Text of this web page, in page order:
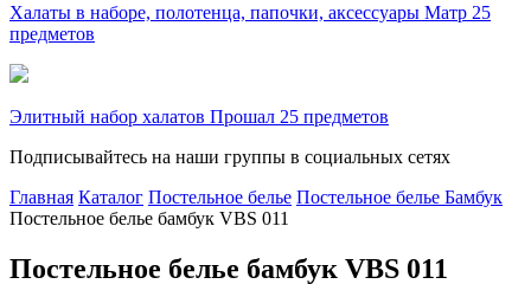
Халаты в наборе, полотенца, папочки, аксессуары Матр 25
предметов
Элитный набор халатов Прошал 25 предметов
Подписывайтесь на наши группы в социальных сетях
Главная Каталог Постельное белье Постельное белье Бамбук
Постельное белье бамбук VBS 011
Постельное белье бамбук VBS 011